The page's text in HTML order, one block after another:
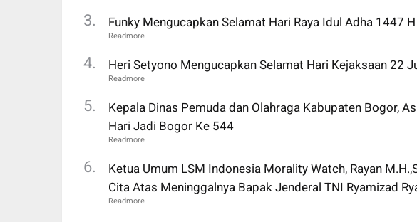
Funky Mengucapkan Selamat Hari Raya Idul Adha 1447 H
Heri Setyono Mengucapkan Selamat Hari Kejaksaan 22
Kepala Dinas Pemuda dan Olahraga Kabupaten Bogor,
Hari Jadi Bogor Ke 544
Ketua Umum LSM Indonesia Morality Watch, Rayan
Cita Atas Meninggalnya Bapak Jenderal TNI Ryamizad